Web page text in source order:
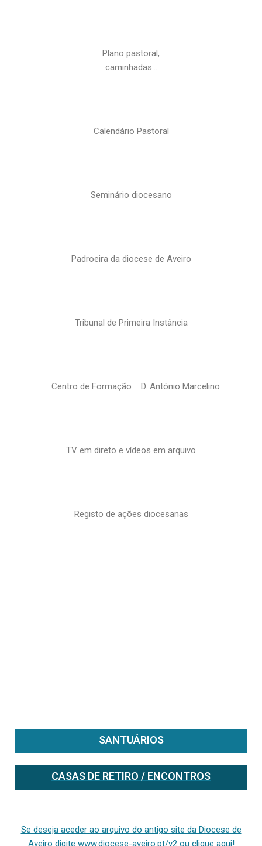
Plano pastoral,
caminhadas…
Calendário Pastoral
Seminário diocesano
Padroeira da diocese de Aveiro
Tribunal de Primeira Instância
Centro de Formação D. António Marcelino
TV em direto e vídeos em arquivo
Registo de ações diocesanas
SANTUÁRIOS
CASAS DE RETIRO / ENCONTROS
Se deseja aceder ao arquivo do antigo site da Diocese de
Aveiro digite www.diocese-aveiro.pt/v2 ou clique aqui!